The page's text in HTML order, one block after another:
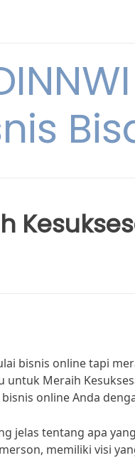
bisnis online tapi
untuk Meraih
online Anda
jelas tentang apa
memiliki visi